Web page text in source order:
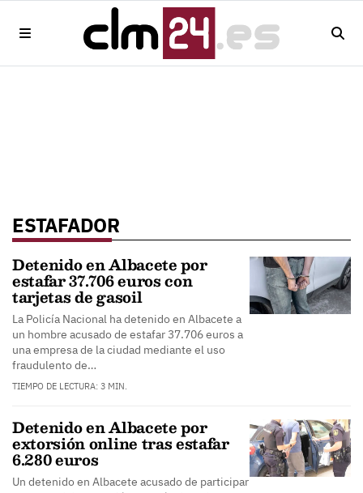
ESTAFADOR
Detenido en Albacete por
estafar 37.706 euros con
tarjetas de gasoil
La Policía Nacional ha detenido en Albacete a
un hombre acusado de estafar 37.706 euros a
una empresa de la ciudad mediante el uso
fraudulento de…
TIEMPO DE LECTURA: 3 MIN.
Detenido en Albacete por
extorsión online tras estafar
6.280 euros
Un detenido en Albacete acusado de participar